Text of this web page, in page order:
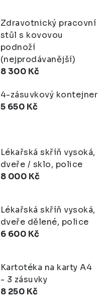
Zdravotnický pracovní
stůl s kovovou
podnoží
(nejprodávanější)
8 300 Kč
4-zásuvkový kontejner
5 650 Kč
Lékařská skříň vysoká,
dveře / sklo, police
8 000 Kč
Lékařská skříň vysoká,
dveře dělené, police
6 600 Kč
Kartotéka na karty A4
- 3 zásuvky
8 250 Kč